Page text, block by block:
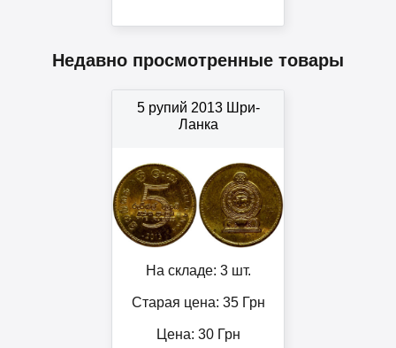
Недавно просмотренные товары
5 рупий 2013 Шри-
Ланка
На складе: 3 шт.
Старая цена: 35Грн
Цена: 30Грн